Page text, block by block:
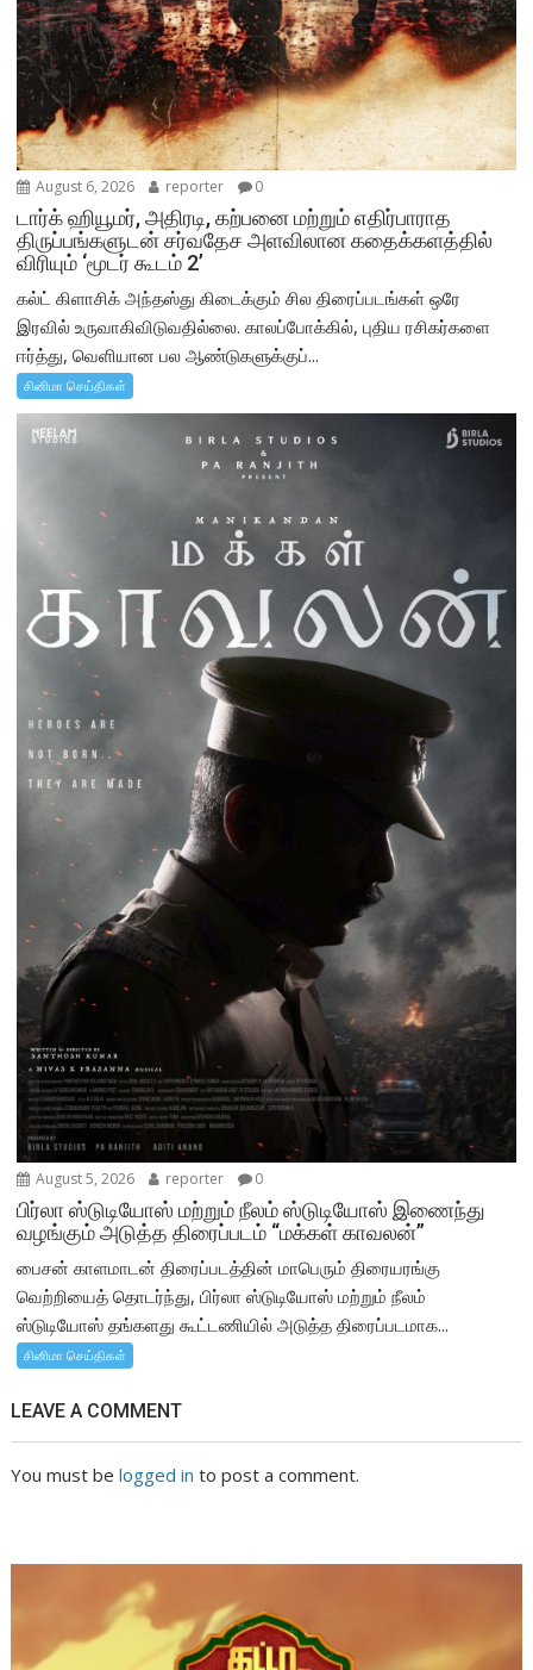
August 6, 2026 reporter 0
டார்க் ஹியூமர், அதிரடி, கற்பனை மற்றும் எதிர்பாராத
திருப்பங்களுடன் சர்வதேச அளவிலான கதைக்களத்தில்
விரியும் ‘மூடர் கூடம் 2’
கல்ட் கிளாசிக் அந்தஸ்து கிடைக்கும் சில திரைப்படங்கள் ஒரே
இரவில் உருவாகிவிடுவதில்லை. காலப்போக்கில், புதிய ரசிகர்களை
ஈர்த்து, வெளியான பல ஆண்டுகளுக்குப்...
சினிமா செய்திகள்
August 5, 2026 reporter 0
பிர்லா ஸ்டுடியோஸ் மற்றும் நீலம் ஸ்டுடியோஸ் இணைந்து
வழங்கும் அடுத்த திரைப்படம் “மக்கள் காவலன்”
பைசன் காளமாடன் திரைப்படத்தின் மாபெரும் திரையரங்கு
வெற்றியைத் தொடர்ந்து, பிர்லா ஸ்டுடியோஸ் மற்றும் நீலம்
ஸ்டுடியோஸ் தங்களது கூட்டணியில் அடுத்த திரைப்படமாக...
சினிமா செய்திகள்
LEAVE A COMMENT
You must belogged in to post a comment.